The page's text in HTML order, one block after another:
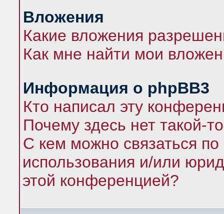
Вложения
Какие вложения
Как мне найти мои
Информация о phpBB3
Кто написал эту
Почему здесь нет такой-
С кем можно связаться по
использования и/или
этой конференцией?